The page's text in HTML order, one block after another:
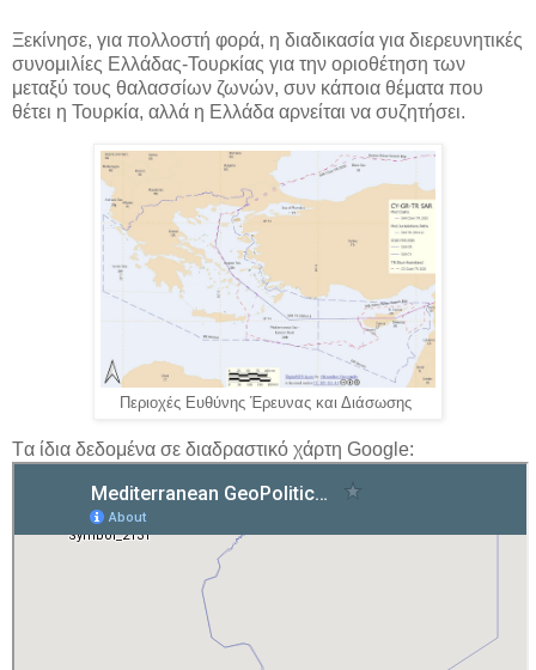
Ξεκίνησε, για πολλοστή φορά, η διαδικασία για διερευνητικές
συνομιλίες Ελλάδας-Τουρκίας για την οριοθέτηση των
μεταξύ τους θαλασσίων ζωνών, συν κάποια θέματα που
θέτει η Τουρκία, αλλά η Ελλάδα αρνείται να συζητήσει.
Περιοχές Ευθύνης Έρευνας και Διάσωσης
Tα ίδια δεδομένα σε διαδραστικό χάρτη Google: